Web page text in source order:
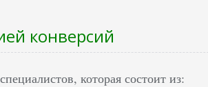
конверсий
которая состоит из: